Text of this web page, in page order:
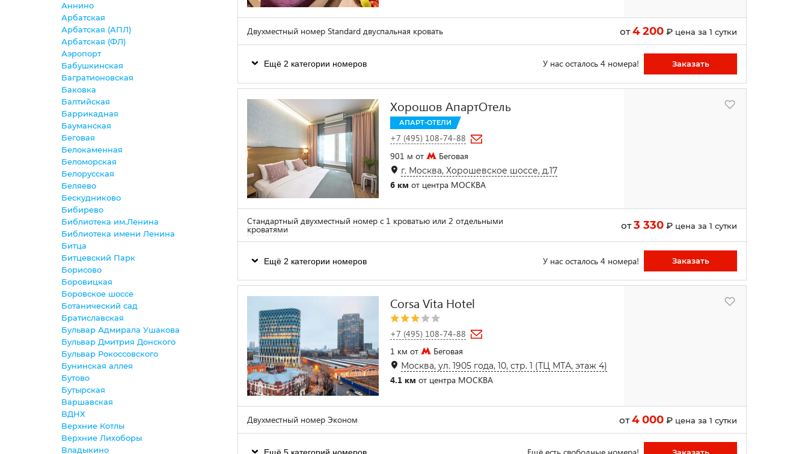
Двухместный номер Standard двуспальная кровать от4 200₽ цена за 1 сутки
Ещё 2 категории номеров У нас осталось 4 номера! Заказать
Хорошов АпартОтель
АПАРТ-ОТЕЛИ
+7 (495) 108-74-88
901 м от
Беговая
г. Москва, Хорошевское шоссе, д.17
6 км от центра МОСКВА
Стандартный двухместный номер с 1 кроватью или 2 отдельными
кроватями от3 330₽ цена за 1 сутки
Ещё 2 категории номеров У нас осталось 4 номера! Заказать
Corsa Vita Hotel
+7 (495) 108-74-88
1 км от
Беговая
Москва, ул. 1905 года, 10, стр. 1 (ТЦ МТА, этаж 4)
4.1 км от центра МОСКВА
Двухместный номер Эконом от4 000₽ цена за 1 сутки
Аннино
Арбатская
Арбатская (АПЛ)
Арбатская (ФЛ)
Аэропорт
Бабушкинская
Багратионовская
Баковка
Балтийская
Баррикадная
Бауманская
Беговая
Белокаменная
Беломорская
Белорусская
Беляево
Бескудниково
Бибирево
Библиотека им.Ленина
Библиотека имени Ленина
Битца
Битцевский Парк
Борисово
Боровицкая
Боровское шоссе
Ботанический сад
Братиславская
Бульвар Адмирала Ушакова
Бульвар Дмитрия Донского
Бульвар Рокоссовского
Бунинская аллея
Бутово
Бутырская
Варшавская
ВДНХ
Верхние Котлы
Верхние Лихоборы
Владыкино